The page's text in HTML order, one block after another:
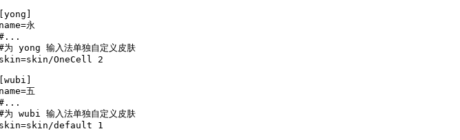
[yong]
name=永
为 yong 输入法单独自定义皮肤
skin=skin/OneCell 2
[wubi]
name=五
为 wubi 输入法单独自定义皮肤
skin=skin/default 1